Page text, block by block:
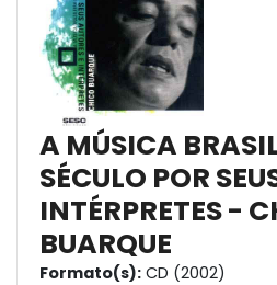
A MÚSICA
SÉCULO POR
INTÉRPRETES -
BUARQUE
Formato(s): CD (2002)